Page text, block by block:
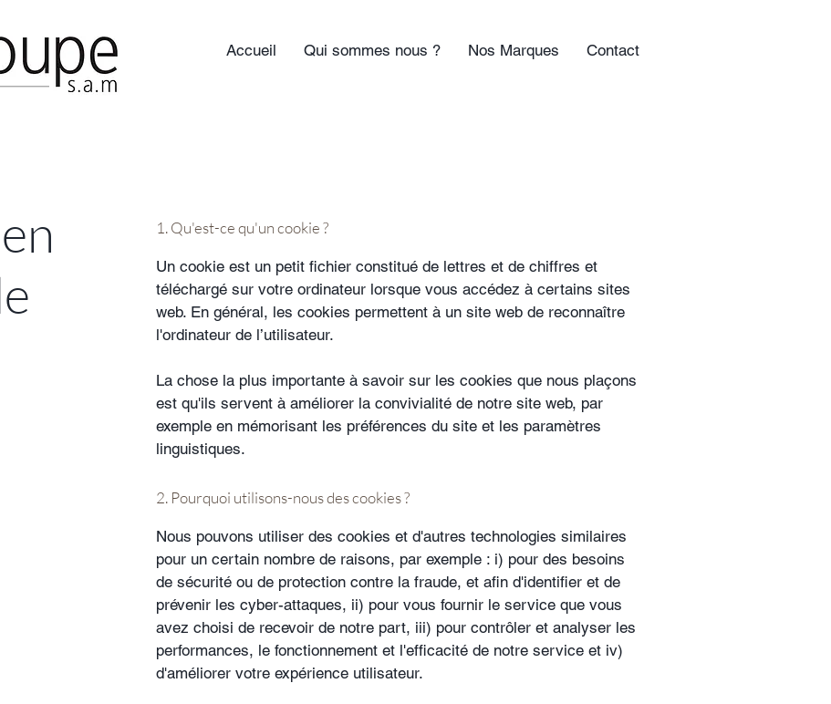
Accueil Qui sommes nous ? Nos Marques Contact
1. Qu'est-ce qu'un cookie ?
Un cookie est un petit fichier constitué de lettres et de chiffres et
téléchargé sur votre ordinateur lorsque vous accédez à certains sites
web. En général, les cookies permettent à un site web de reconnaître
l'ordinateur de l’utilisateur.
La chose la plus importante à savoir sur les cookies que nous plaçons
est qu'ils servent à améliorer la convivialité de notre site web, par
exemple en mémorisant les préférences du site et les paramètres
linguistiques.
2. Pourquoi utilisons-nous des cookies ?
Nous pouvons utiliser des cookies et d'autres technologies similaires
pour un certain nombre de raisons, par exemple : i) pour des besoins
de sécurité ou de protection contre la fraude, et afin d'identifier et de
prévenir les cyber-attaques, ii) pour vous fournir le service que vous
avez choisi de recevoir de notre part, iii) pour contrôler et analyser les
performances, le fonctionnement et l'efficacité de notre service et iv)
d'améliorer votre expérience utilisateur.